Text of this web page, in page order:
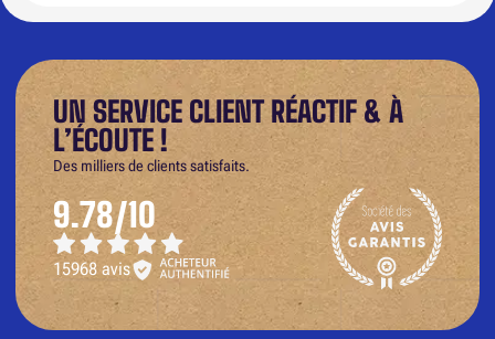
UN SERVICE CLIENT RÉACTIF & À
L’ÉCOUTE !
Des milliers de clients satisfaits.
9.78/10
15968 avis